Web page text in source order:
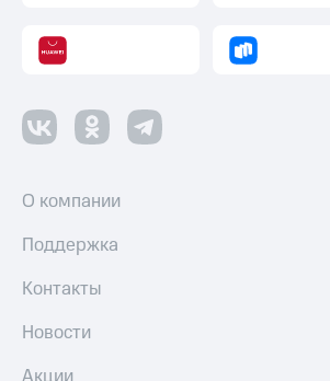
О компании
Поддержка
Контакты
Новости